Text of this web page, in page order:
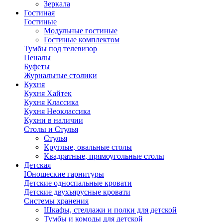
Зеркала
Гостиная
Гостиные
Модульные гостиные
Гостиные комплектом
Тумбы под телевизор
Пеналы
Буфеты
Журнальные столики
Кухня
Кухня Хайтек
Кухня Классика
Кухня Неоклассика
Кухни в наличии
Столы и Стулья
Стулья
Круглые, овальные столы
Квадратные, прямоугольные столы
Детская
Юношеские гарнитуры
Детские односпальные кровати
Детские двухъярусные кровати
Системы хранения
Шкафы, стеллажи и полки для детской
Тумбы и комоды для детской